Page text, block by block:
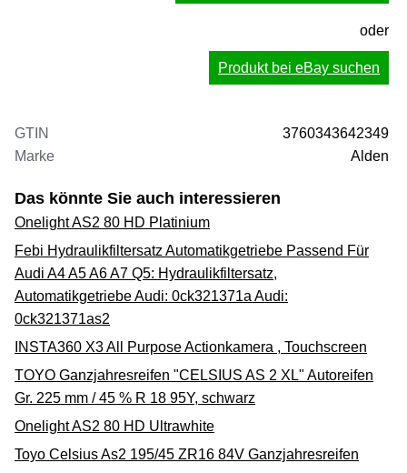
oder
Produkt bei eBay suchen
GTIN
3760343642349
Marke
Alden
Das könnte Sie auch interessieren
Onelight AS2 80 HD Platinium
Febi Hydraulikfiltersatz Automatikgetriebe Passend Für
Audi A4 A5 A6 A7 Q5: Hydraulikfiltersatz,
Automatikgetriebe Audi: 0ck321371a Audi:
0ck321371as2
INSTA360 X3 All Purpose Actionkamera , Touchscreen
TOYO Ganzjahresreifen "CELSIUS AS 2 XL" Autoreifen
Gr. 225 mm / 45 % R 18 95Y, schwarz
Onelight AS2 80 HD Ultrawhite
Toyo Celsius As2 195/45 ZR16 84V Ganzjahresreifen